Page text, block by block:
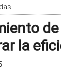
la